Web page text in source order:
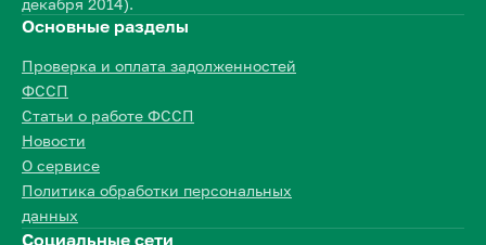
декабря 2014).
Основные разделы
Проверка и оплата задолженностей
ФССП
Статьи о работе ФССП
Новости
О сервисе
Политика обработки персональных
данных
Социальные сети